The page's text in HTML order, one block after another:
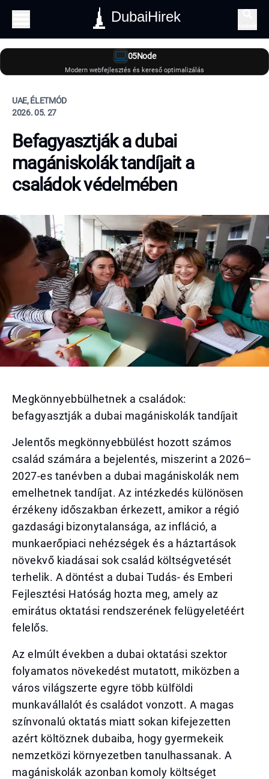
DubaiHirek
05Node
Modern webfejlesztés és kereső optimalizálás
UAE, ÉLETMÓD
2026. 05. 27
Befagyasztják a dubai
magániskolák tandíjait a
családok védelmében
Megkönnyebbülhetnek a családok:
befagyasztják a dubai magániskolák tandíjait
Jelentős megkönnyebbülést hozott számos
család számára a bejelentés, miszerint a 2026–
2027-es tanévben a dubai magániskolák nem
emelhetnek tandíjat. Az intézkedés különösen
érzékeny időszakban érkezett, amikor a régió
gazdasági bizonytalansága, az infláció, a
munkaerőpiaci nehézségek és a háztartások
növekvő kiadásai sok család költségvetését
terhelik. A döntést a dubai Tudás- és Emberi
Fejlesztési Hatóság hozta meg, amely az
emirátus oktatási rendszerének felügyeletéért
felelős.
Az elmúlt években a dubai oktatási szektor
folyamatos növekedést mutatott, miközben a
város világszerte egyre több külföldi
munkavállalót és családot vonzott. A magas
színvonalú oktatás miatt sokan kifejezetten
azért költöznek dubaiba, hogy gyermekeik
nemzetközi környezetben tanulhassanak. A
magániskolák azonban komoly költséget